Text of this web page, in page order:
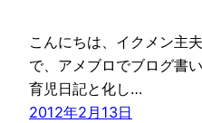
こんにちは、イクメン主
で、アメブロでブログ書
育児日記と化し…
2012年2月13日